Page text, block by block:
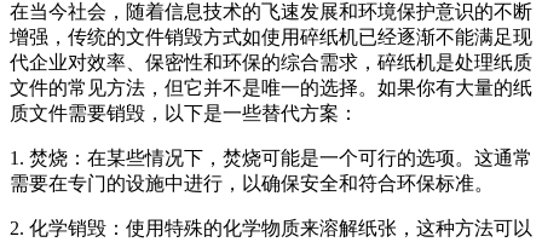
在当今社会，随着信息技术的飞速发展和环境保护意识的不断
增强，传统的文件销毁方式如使用碎纸机已经逐渐不能满足现
代企业对效率、保密性和环保的综合需求，碎纸机是处理纸质
文件的常见方法，但它并不是唯一的选择。如果你有大量的纸
质文件需要销毁，以下是一些替代方案：
1. 焚烧：在某些情况下，焚烧可能是一个可行的选项。这通常
需要在专门的设施中进行，以确保安全和符合环保标准。
2. 化学销毁：使用特殊的化学物质来溶解纸张，这种方法可以